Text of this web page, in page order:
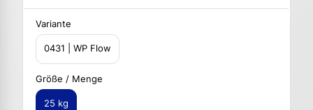
Variante
0431 | WP Flow
Größe / Menge
25 kg